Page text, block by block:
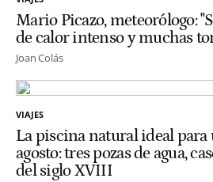
Mario Picazo, meteorólogo:
de calor intenso y muchas
Joan Colás
VIAJES
La piscina natural ideal para
agosto: tres pozas de agua,
del siglo XVIII